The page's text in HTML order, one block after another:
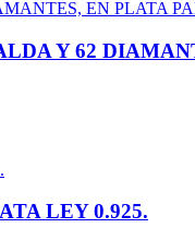
Y 62
LEY 0.925.